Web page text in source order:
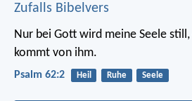
Zufalls Bibelvers
Nur bei Gott wird meine Seele still,
kommt von ihm.
Psalm 62:2 Heil Ruhe Seele